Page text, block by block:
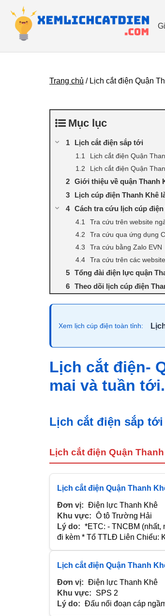
Trang chủ / Lịch cắt điện Quận
Mục lục
Lịch cắt điện sắp tới
Lịch cắt điện Quận
Lịch cắt điện Quận
Giới thiệu về quận Thanh
Lịch cúp điện Thanh Khê
Cách tra cứu lịch cúp
Tra cứu trên website
Tra cứu qua ứng dụng
Tra cứu bằng Zalo EVN
Tra cứu trên các
Tổng đài điện lực quận
Theo dõi lịch cúp điện
Xem lịch cúp điện toàn tỉnh:
Lịch cắt điện-
mai và tuần tới.
Lịch cắt điện sắp tới
Lịch cắt điện Quận
Lịch cắt điện Quận Thanh
Đơn vị: Điện lực Thanh Khê
Khu vực: Ô tô Trường Hải
Lý do: *ETC: - TNCBM (nhất,
đi kèm * Tổ TTLĐ Liên Chiểu:
Lịch cắt điện Quận Thanh
Đơn vị: Điện lực Thanh Khê
Khu vực:
SPS 2
Lý do: Đấu nối đoạn cáp